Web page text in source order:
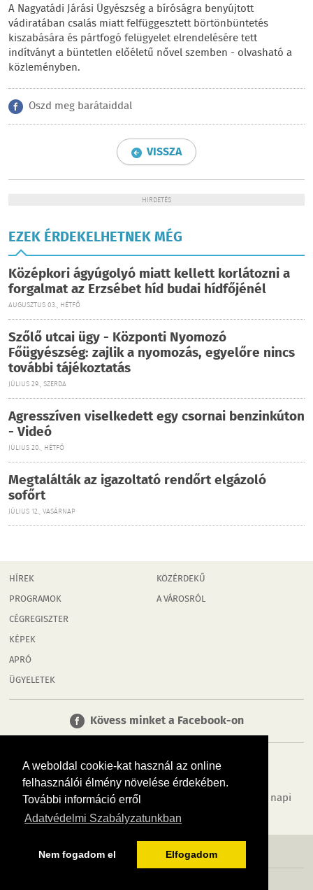
A weboldal cookie-kat használ az online
felhasználói élmény növelése érdekében.
További információ erről
Adatvédelmi Szabályzatunkban
Nem fogadom el Elfogadom
A Nagyatádi Járási Ügyészség a bíróságra benyújtott
vádiratában csalás miatt felfüggesztett börtönbüntetés
kiszabására és pártfogó felügyelet elrendelésére tett
indítványt a büntetlen előéletű nővel szemben - olvasható a
közleményben.
Oszd meg barátaiddal
VISSZA
HIRDETÉS
EZEK ÉRDEKELHETNEK MÉG
Középkori ágyúgolyó miatt kellett korlátozni a
forgalmat az Erzsébet híd budai hídfőjénél
AUGUSZTUS 03., HÉTFŐ
Szőlő utcai ügy - Központi Nyomozó
Főügyészség: zajlik a nyomozás, egyelőre nincs
további tájékoztatás
JÚLIUS 29., SZERDA
Agresszíven viselkedett egy csornai benzinkúton
- Videó
JÚLIUS 20., HÉTFŐ
Megtalálták az igazoltató rendőrt elgázoló
sofőrt
JÚLIUS 12., VASÁRNAP
HÍREK
PROGRAMOK
CÉGREGISZTER
KÉPEK
APRÓ
ÜGYELETEK
KÖZÉRDEKŰ
A VÁROSRÓL
Kövess minket a Facebook-on
Tudj meg többet városodról! Hírek, programok, képek, napi
menü, cégek…. és minden, ami Győr
MÉDIAAJÁNLÓ ADATVÉDELEM IMPRESSZUM RÓLUNK